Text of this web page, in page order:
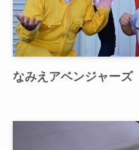
なみえアベンジャーズ